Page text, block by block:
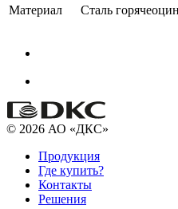
Материал
Сталь
© 2026 АО «ДКС»
Продукция
Где купить?
Контакты
Решения